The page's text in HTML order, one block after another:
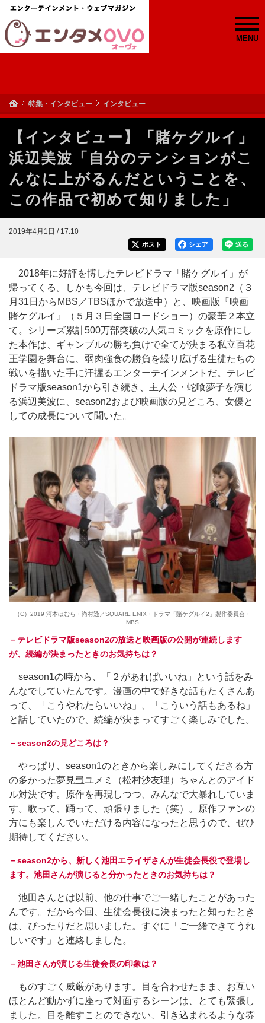
MENU
特集・インタビュー インタビュー
【インタビュー】「賭ケグルイ」
浜辺美波「自分のテンションがこ
んなに上がるんだということを、
この作品で初めて知りました」
2019年4月1日 / 17:10
送る
シェア
ポスト
2018年に好評を博したテレビドラマ「賭ケグルイ」が
帰ってくる。しかも今回は、テレビドラマ版season2（３
月31日からMBS／TBSほかで放送中）と、映画版『映画
賭ケグルイ』（５月３日全国ロードショー）の豪華２本立
て。シリーズ累計500万部突破の人気コミックを原作にし
た本作は、ギャンブルの勝ち負けで全てが決まる私立百花
王学園を舞台に、弱肉強食の勝負を繰り広げる生徒たちの
戦いを描いた手に汗握るエンターテインメントだ。テレビ
ドラマ版season1から引き続き、主人公・蛇喰夢子を演じ
る浜辺美波に、season2および映画版の見どころ、女優と
しての成長について聞いた。
（C）2019 河本ほむら・尚村透／SQUARE ENIX・ドラマ「賭ケグルイ2」製作委員会・
MBS
－テレビドラマ版season2の放送と映画版の公開が連続します
が、続編が決まったときのお気持ちは？
season1の時から、「２があればいいね」という話をみ
んなでしていたんです。漫画の中で好きな話もたくさんあ
って、「こうやれたらいいね」、「こういう話もあるね」
と話していたので、続編が決まってすごく楽しみでした。
－season2の見どころは？
やっぱり、season1のときから楽しみにしてくださる方
の多かった夢見弖ユメミ（松村沙友理）ちゃんとのアイド
ル対決です。原作を再現しつつ、みんなで大暴れしていま
す。歌って、踊って、頑張りました（笑）。原作ファンの
方にも楽しんでいただける内容になったと思うので、ぜひ
期待してください。
－season2から、新しく池田エライザさんが生徒会長役で登場し
ます。池田さんが演じると分かったときのお気持ちは？
池田さんとは以前、他の仕事でご一緒したことがあった
んです。だから今回、生徒会長役に決まったと知ったとき
は、ぴったりだと思いました。すぐに「ご一緒できてうれ
しいです」と連絡しました。
－池田さんが演じる生徒会長の印象は？
ものすごく威厳があります。目を合わせたまま、お互い
ほとんど動かずに座って対面するシーンは、とても緊張し
ました。目を離すことのできない、引き込まれるような雰